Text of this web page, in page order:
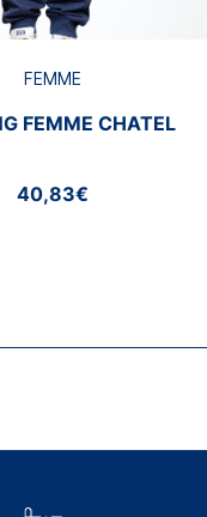
FEMME
FEMME CHATEL
40,83€